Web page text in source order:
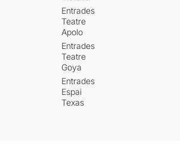
Entrades
Teatre
Apolo
Entrades
Teatre
Goya
Entrades
Espai
Texas